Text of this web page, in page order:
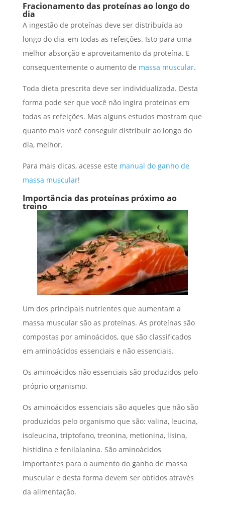
Fracionamento das proteínas ao longo do
dia
A ingestão de proteínas deve ser distribuída ao
longo do dia, em todas as refeições. Isto para uma
melhor absorção e aproveitamento da proteína. E
consequentemente o aumento de massa muscular.
Toda dieta prescrita deve ser individualizada. Desta
forma pode ser que você não ingira proteínas em
todas as refeições. Mas alguns estudos mostram que
quanto mais você conseguir distribuir ao longo do
dia, melhor.
Para mais dicas, acesse este manual do ganho de
massa muscular!
Importância das proteínas próximo ao
treino
Um dos principais nutrientes que aumentam a
massa muscular são as proteínas. As proteínas são
compostas por aminoácidos, que são classificados
em aminoácidos essenciais e não essenciais.
Os aminoácidos não essenciais são produzidos pelo
próprio organismo.
Os aminoácidos essenciais são aqueles que não são
produzidos pelo organismo que são: valina, leucina,
isoleucina, triptofano, treonina, metionina, lisina,
histidina e fenilalanina. São aminoácidos
importantes para o aumento do ganho de massa
muscular e desta forma devem ser obtidos através
da alimentação.